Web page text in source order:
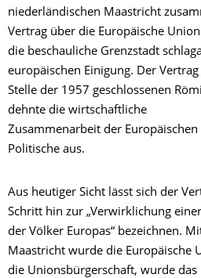
niederländischen Maastricht
Vertrag über die Europäische
die beschauliche Grenzstadt
europäischen Einigung. Der
Stelle der 1957 geschlossenen
dehnte die wirtschaftliche
Zusammenarbeit der
Politische aus.
Aus heutiger Sicht lässt sich der
Schritt hin zur „Verwirklichung
der Völker Europas“ bezeichnen.
Maastricht wurde die Europäische
die Unionsbürgerschaft, wurde das